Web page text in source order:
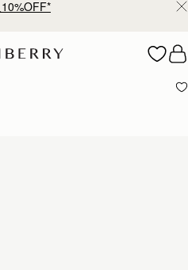
い上げで配送無料